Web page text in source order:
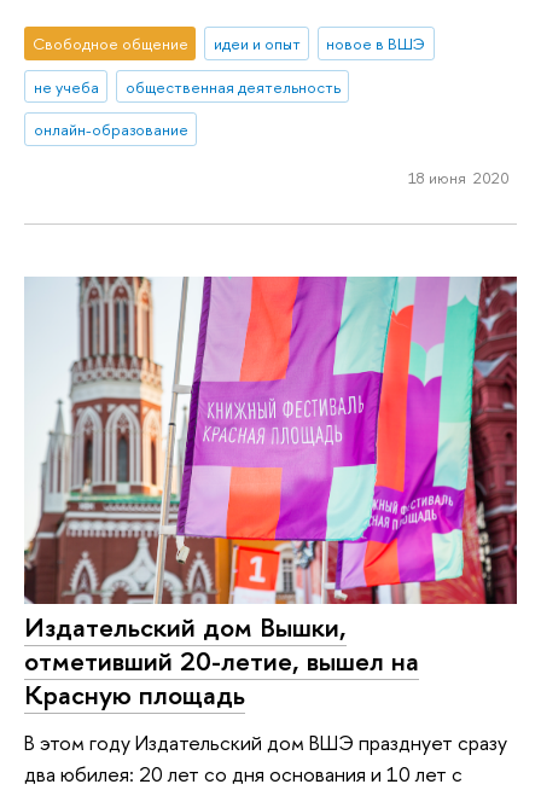
Свободное общение идеи и опыт
новое в ВШЭ
не учеба
общественная деятельность
онлайн-образование
18 июня 2020
Издательский дом Вышки,
отметивший 20-летие, вышел на
Красную площадь
В этом году Издательский дом ВШЭ празднует сразу
два юбилея: 20 лет со дня основания и 10 лет с